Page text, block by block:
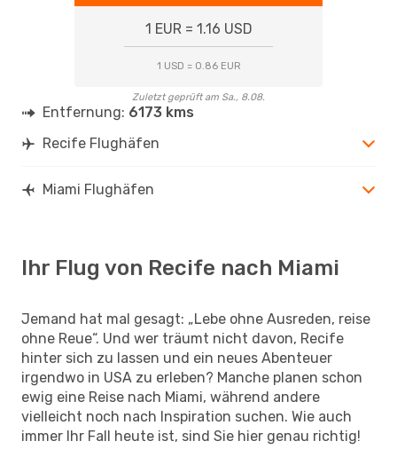
1 EUR = 1.16 USD
1 USD = 0.86 EUR
Zuletzt geprüft am Sa., 8.08.
Entfernung: 6173 kms
Recife Flughäfen
Miami Flughäfen
Ihr Flug von Recife nach Miami
Jemand hat mal gesagt: „Lebe ohne Ausreden, reise
ohne Reue“. Und wer träumt nicht davon, Recife
hinter sich zu lassen und ein neues Abenteuer
irgendwo in USA zu erleben? Manche planen schon
ewig eine Reise nach Miami, während andere
vielleicht noch nach Inspiration suchen. Wie auch
immer Ihr Fall heute ist, sind Sie hier genau richtig!